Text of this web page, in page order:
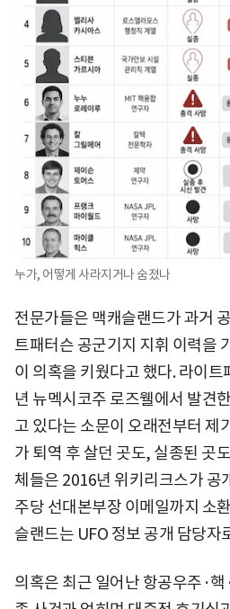
누가, 어떻게 사라지거나 숨졌나
전문가들은 맥캐슬랜드가 과거
트패터슨 공군기지 지휘 이력을
이 의혹을 키웠다고 했다. 라이
년 뉴멕시코주 로즈웰에서 발견
고 있다는 소문이 오래전부터 제
가 퇴역 후 살던 곳도, 실종된 곳
체들은 2016년 위키리크스가 공
주당 선대본부장 이메일까지 소
슬랜드는 UFO 정보 공개 담당자
의혹은 최근 일어난 항공우주·